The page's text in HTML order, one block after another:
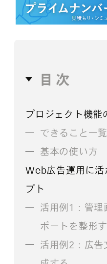
目次
プロジェクト機能
できること一覧
基本の使い方
Web広告運用に活
プト
活用例1：管理
ポートを整形
活用例2：広告